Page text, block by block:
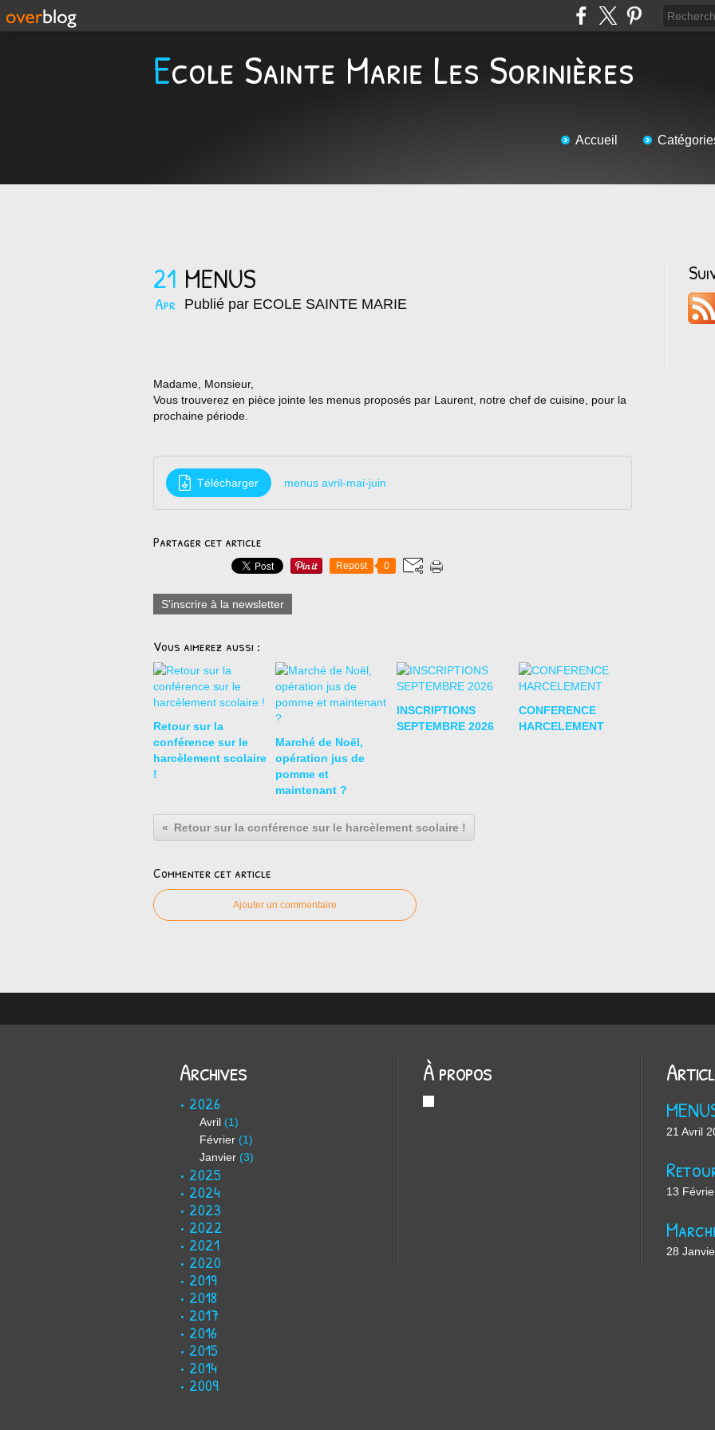
Ecole Sainte Marie Les Sorinières
Accueil
21
Apr
MENUS
Publié par ECOLE SAINTE MARIE
Madame, Monsieur,
Vous trouverez en pièce jointe les menus proposés par Laurent, notre chef de cuisine, pour la
prochaine période.
Télécharger menus avril-mai-juin
Partager cet article
Repost 0
S'inscrire à la newsletter
Vous aimerez aussi :
Retour sur la
conférence sur le
harcèlement scolaire
!
Marché de Noël,
opération jus de
pomme et
maintenant ?
INSCRIPTIONS
SEPTEMBRE 2026
CONFERENCE
HARCELEMENT
Retour sur la conférence sur le harcèlement scolaire !
Commenter cet article
Ajouter un commentaire
Archives
2026
Avril (1)
Février (1)
Janvier (3)
2025
2024
2023
2022
2021
2020
2019
2018
2017
2016
2015
2014
2009
À propos
21 Avril
13
28